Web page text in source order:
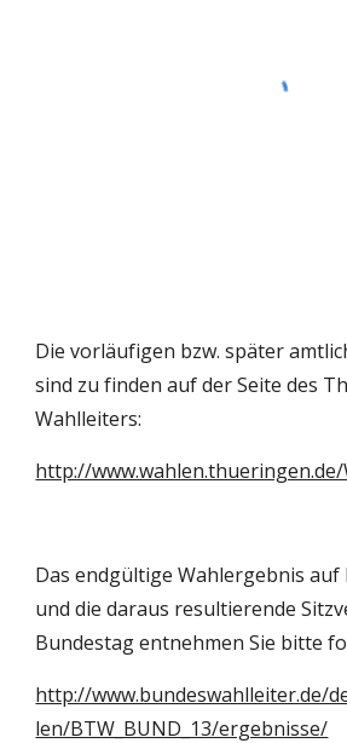
Die vorläufigen bzw. später
sind zu finden auf der Seite des
Wahlleiters:
http://www.wahlen.thueringen.de/
Das endgültige Wahlergebnis auf
und die daraus resultierende
Bundestag entnehmen Sie bitte
http://www.bundeswahlleiter.de/
len/BTW_BUND_13/ergebnisse/